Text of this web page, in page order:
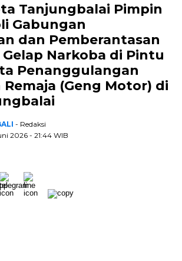
Tanjungbalai Pimpin
Gabungan
dan Pemberantasan
Narkoba di Pintu
Penanggulangan
(Geng Motor) di
- Redaksi
2026 - 21:44 WIB